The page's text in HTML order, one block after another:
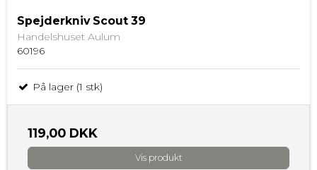
Spejderkniv Scout 39
Handelshuset Aulum
60196
På lager (1 stk)
119,00 DKK
Vis produkt